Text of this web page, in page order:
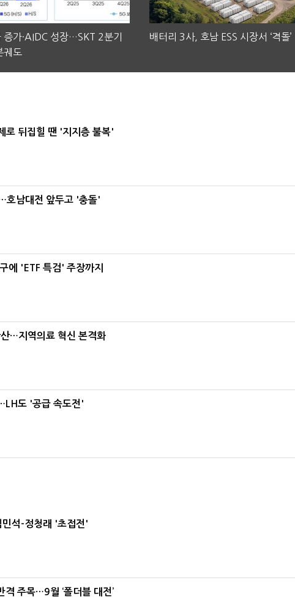
증가·AIDC 성장…SKT 2분기
궤도
배터리 3사, 호남 ESS 시장서 ‘격돌’
로 뒤집힐 땐 '지지층 불복'
호남대전 앞두고 '충돌'
에 'ETF 특검' 주장까지
…지역의료 혁신 본격화
도 '공급 속도전'
석-정청래 '초접전'
격 주목…9월 ‘폴더블 대전’